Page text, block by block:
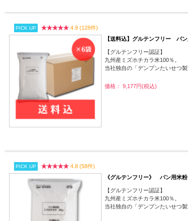
PICK UP
4.9 (128件)
【送料込】グルテンフリー パ
【グルテンフリー認証】
九州産ミズホチカラ米100％。
当社独自の「デンプンたいせつ
価格： 9,177円(税込)
PICK UP
4.8 (58件)
《グルテンフリー》 パン用米
【グルテンフリー認証】
九州産ミズホチカラ米100％。
当社独自の「デンプンたいせつ